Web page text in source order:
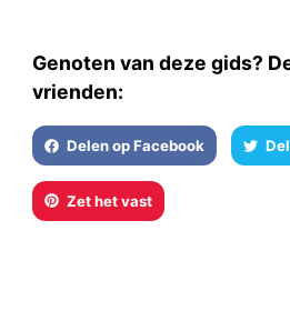
Genoten van deze gids?
vrienden:
Delen op Facebook
Zet het vast